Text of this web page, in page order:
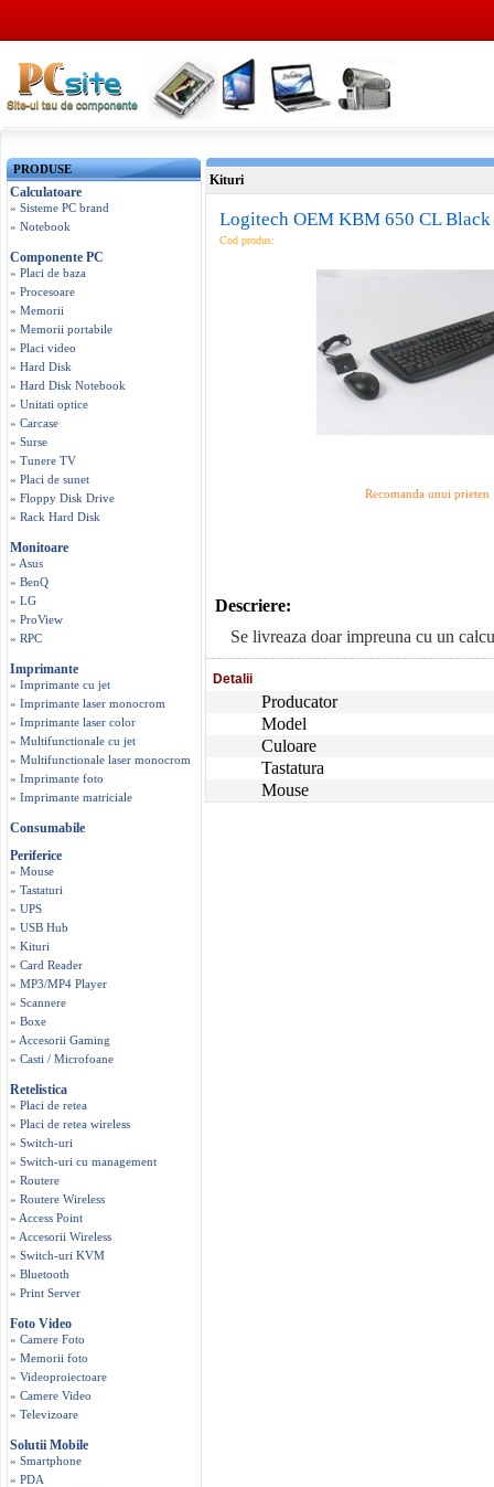
PRODUSE
Calculatoare
» Sisteme PC brand
» Notebook
Componente PC
» Placi de baza
» Procesoare
» Memorii
» Memorii portabile
» Placi video
» Hard Disk
» Hard Disk Notebook
» Unitati optice
» Carcase
» Surse
» Tunere TV
» Placi de sunet
» Floppy Disk Drive
» Rack Hard Disk
Monitoare
» Asus
» BenQ
» LG
» ProView
» RPC
Imprimante
» Imprimante cu jet
» Imprimante laser monocrom
» Imprimante laser color
» Multifunctionale cu jet
» Multifunctionale laser monocrom
» Imprimante foto
» Imprimante matriciale
Consumabile
Periferice
» Mouse
» Tastaturi
» UPS
» USB Hub
» Kituri
» Card Reader
» MP3/MP4 Player
» Scannere
» Boxe
» Accesorii Gaming
» Casti / Microfoane
Retelistica
» Placi de retea
» Placi de retea wireless
» Switch-uri
» Switch-uri cu management
» Routere
» Routere Wireless
» Access Point
» Accesorii Wireless
» Switch-uri KVM
» Bluetooth
» Print Server
Foto Video
» Camere Foto
» Memorii foto
» Videoproiectoare
» Camere Video
» Televizoare
Solutii Mobile
» Smartphone
» PDA
Kituri
Logitech OEM KBM 650 CL Black
Cod produs:
Recomanda unui prieten
Descriere:
Se livreaza doar impreuna cu un
Detalii
Producator
Model
Culoare
Tastatura
Mouse